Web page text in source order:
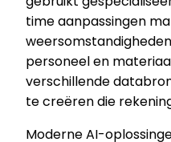
time aanpassingen
personeel en
verschillende
te creëren die
Moderne AI-